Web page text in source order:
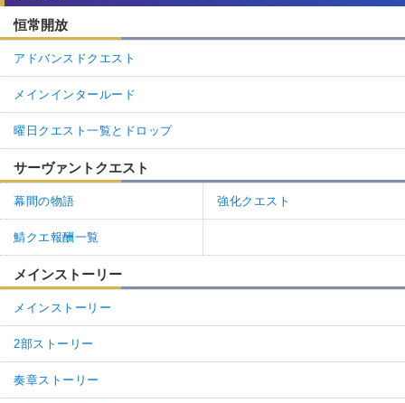
恒常開放
アドバンスドクエスト
メインインタールード
曜日クエスト一覧とドロップ
サーヴァントクエスト
幕間の物語 強化クエスト
鯖クエ報酬一覧
メインストーリー
メインストーリー
2部ストーリー
奏章ストーリー